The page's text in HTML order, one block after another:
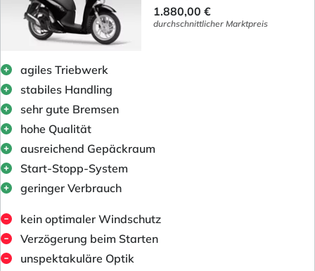
1.880,00 €
durchschnittlicher Marktpreis
agiles Triebwerk
stabiles Handling
sehr gute Bremsen
hohe Qualität
ausreichend Gepäckraum
Start-Stopp-System
geringer Verbrauch
kein optimaler Windschutz
Verzögerung beim Starten
unspektakuläre Optik